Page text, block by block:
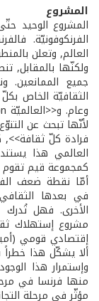
المشروع
المشروع الوحيد
الفرنكوفونيّة.
العالم, وتعلن
ولكنّها بالمقابل,
جميع
الثقافيّة الخاص
لأنّها تبحث عن
فرادة كلّ ثقافة>>,
العالمي هذا
كمجموعة قيم تقوم
أمّا نقطة ضعف
في بعدها
الأخرى. فهل تُدرك
مشروع إستهلاك
إقتصادي قومي
ألا يشكّل هذا خطراً
وإستمرار هذا
منها فرنسا في
مؤثّر في مرحلة